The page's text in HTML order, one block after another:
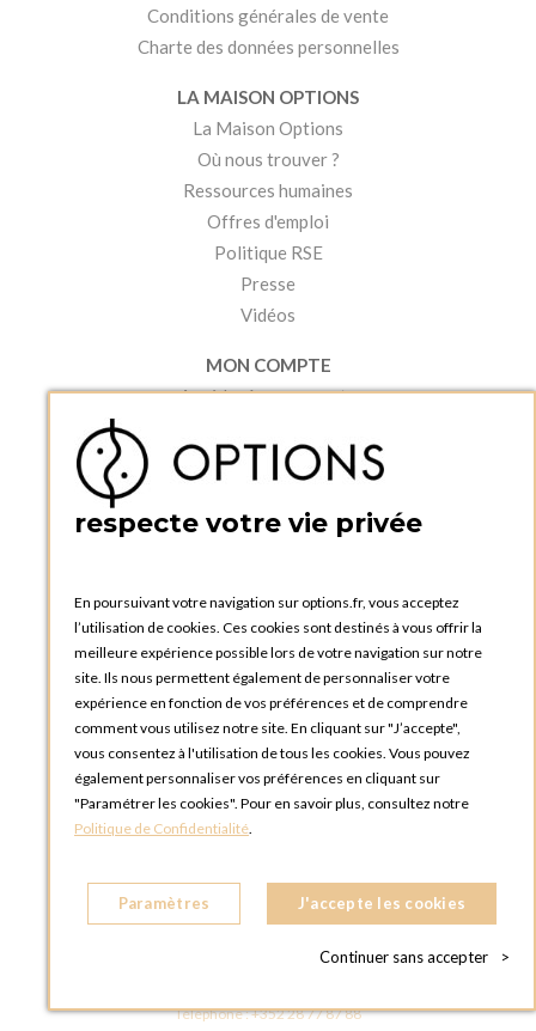
Conditions générales de vente
Charte des données personnelles
LA MAISON OPTIONS
La Maison Options
Où nous trouver ?
Ressources humaines
Offres d'emploi
Politique RSE
Presse
Vidéos
MON COMPTE
Accéder à mon compte
Créer un compte
PRATIQUE
Catalogues et bons de commande
Tutoriels
OPTIONS LUXEMBOURG
13 rue Paul Rischard
5324 Contern
LUXEMBOURG
BOUTIQUE OPTIONS LUXEMBOURG
L - 1842 HOWALD LUXEMBOURG
Téléphone :+352 28 77 87 88
respecte votre vie privée
En poursuivant votre navigation sur options.fr, vous acceptez
l’utilisation de cookies. Ces cookies sont destinés à vous offrir la
meilleure expérience possible lors de votre navigation sur notre
site. Ils nous permettent également de personnaliser votre
expérience en fonction de vos préférences et de comprendre
comment vous utilisez notre site. En cliquant sur "J’accepte",
vous consentez à l'utilisation de tous les cookies. Vous pouvez
également personnaliser vos préférences en cliquant sur
"Paramétrer les cookies". Pour en savoir plus, consultez notre
Politique de Confidentialité.
Paramètres J'accepte les cookies
Continuer sans accepter >